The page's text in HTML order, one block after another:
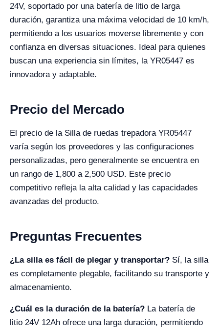
24V, soportado por una batería de litio de larga
duración, garantiza una máxima velocidad de 10 km/h,
permitiendo a los usuarios moverse libremente y con
confianza en diversas situaciones. Ideal para quienes
buscan una experiencia sin límites, la YR05447 es
innovadora y adaptable.
Precio del Mercado
El precio de la Silla de ruedas trepadora YR05447
varía según los proveedores y las configuraciones
personalizadas, pero generalmente se encuentra en
un rango de 1,800 a 2,500 USD. Este precio
competitivo refleja la alta calidad y las capacidades
avanzadas del producto.
Preguntas Frecuentes
¿La silla es fácil de plegar y transportar? Sí, la silla
es completamente plegable, facilitando su transporte y
almacenamiento.
¿Cuál es la duración de la batería? La batería de
litio 24V 12Ah ofrece una larga duración, permitiendo